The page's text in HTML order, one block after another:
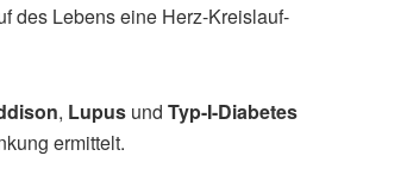
des Lebens eine Herz-Kreislauf-
, Lupus und Typ-I-Diabetes
ermittelt.